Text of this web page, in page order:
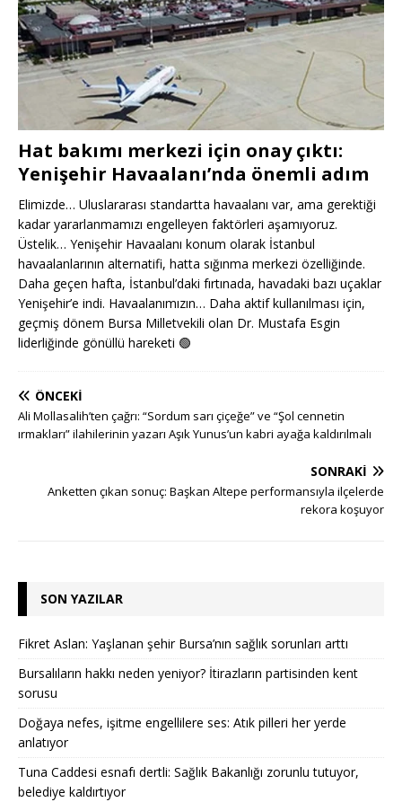
Hat bakımı merkezi için onay çıktı:
Yenişehir Havaalanı’nda önemli adım
Elimizde… Uluslararası standartta havaalanı var, ama gerektiği
kadar yararlanmamızı engelleyen faktörleri aşamıyoruz.
Üstelik… Yenişehir Havaalanı konum olarak İstanbul
havaalanlarının alternatifi, hatta sığınma merkezi özelliğinde.
Daha geçen hafta, İstanbul’daki fırtınada, havadaki bazı uçaklar
Yenişehir’e indi. Havaalanımızın… Daha aktif kullanılması için,
geçmiş dönem Bursa Milletvekili olan Dr. Mustafa Esgin
liderliğinde gönüllü hareketi 🟢
ÖNCEKI
Ali Mollasalih’ten çağrı: “Sordum sarı çiçeğe” ve “Şol cennetin
ırmakları” ilahilerinin yazarı Aşık Yunus’un kabri ayağa kaldırılmalı
SONRAKI
Anketten çıkan sonuç: Başkan Altepe performansıyla ilçelerde
rekora koşuyor
SON YAZILAR
Fikret Aslan: Yaşlanan şehir Bursa’nın sağlık sorunları arttı
Bursalıların hakkı neden yeniyor? İtirazların partisinden kent
sorusu
Doğaya nefes, işitme engellilere ses: Atık pilleri her yerde
anlatıyor
Tuna Caddesi esnafı dertli: Sağlık Bakanlığı zorunlu tutuyor,
belediye kaldırtıyor